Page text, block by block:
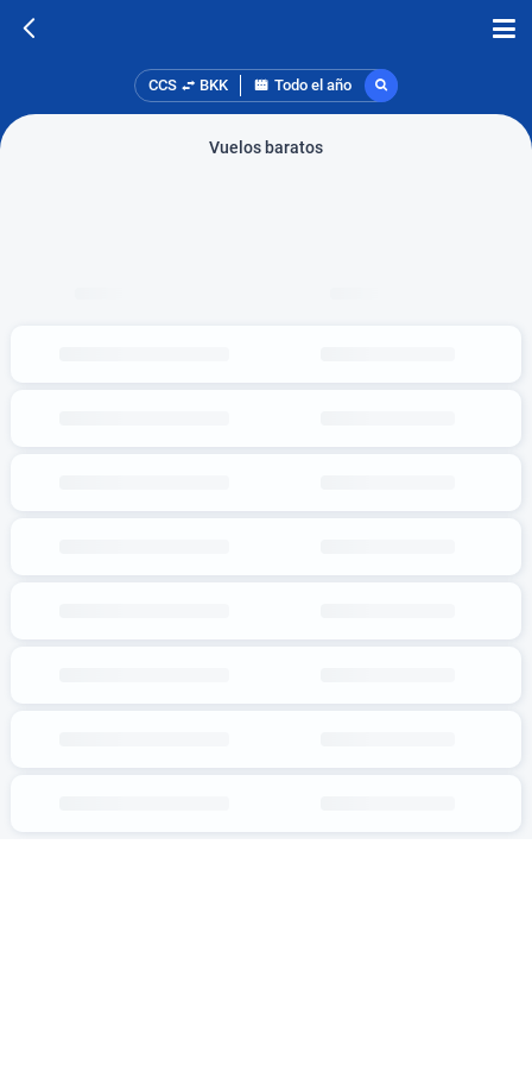
CCS BKK Todo el año
Vuelos baratos